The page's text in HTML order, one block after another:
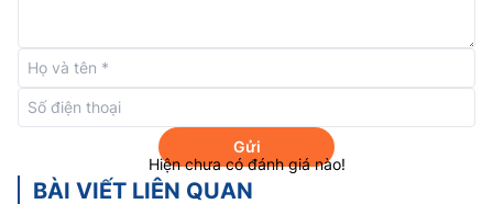
chân thực.
Công nghệ hình ảnh trên tivi LG 65inch
65QNED86TSA
Smart tivi LG 65 inch65QNED86TSA được trang bị bộ
xử lý thông minh cùng công nghệ tinh chỉnh vùng sáng
Gửi
Hiện chưa có đánh giá nào!
BÀI VIẾT LIÊN QUAN